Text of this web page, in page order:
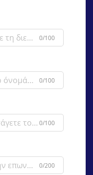
0/100
0/100
0/100
0/200